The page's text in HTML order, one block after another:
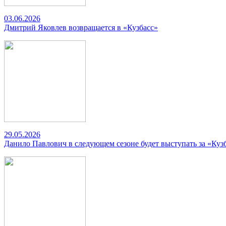
03.06.2026
Дмитрий Яковлев возвращается в «Кузбасс»
29.05.2026
Данило Павлович в следующем сезоне будет выступать за